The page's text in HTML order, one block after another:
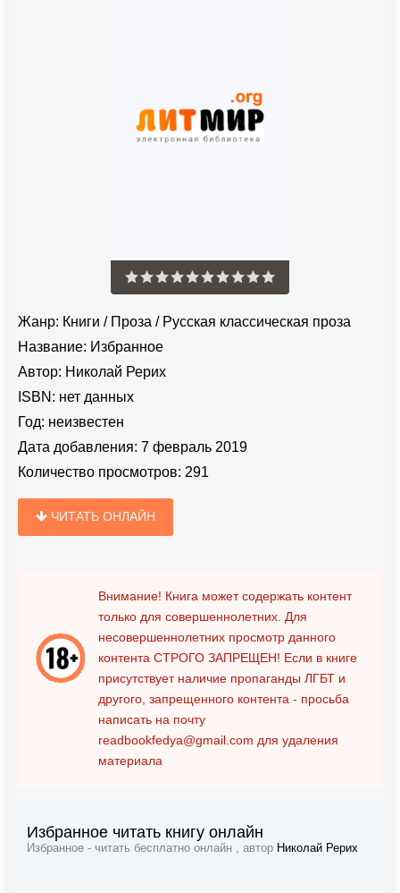
Жанр: Книги / Проза / Русская классическая проза
Название: Избранное
Автор: Николай Рерих
ISBN: нет данных
Год: неизвестен
Дата добавления: 7 февраль 2019
Количество просмотров: 291
ЧИТАТЬ ОНЛАЙН
Внимание! Книга может содержать контент
только для совершеннолетних. Для
несовершеннолетних просмотр данного
контента СТРОГО ЗАПРЕЩЕН! Если в книге
присутствует наличие пропаганды ЛГБТ и
другого, запрещенного контента - просьба
написать на почту
readbookfedya@gmail.com для удаления
материала
Избранное читать книгу онлайн
Избранное - читать бесплатно онлайн , автор Николай Рерих